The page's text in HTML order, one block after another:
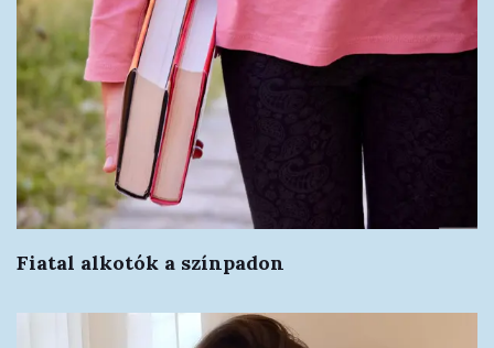
Fiatal alkotók a színpadon